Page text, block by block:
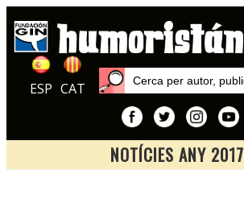
ESP CAT
NOTÍCIES ANY 2017